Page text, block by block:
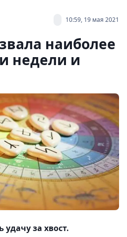
10:59, 19 мая 2021
наиболее
недели и
удачу за хвост.